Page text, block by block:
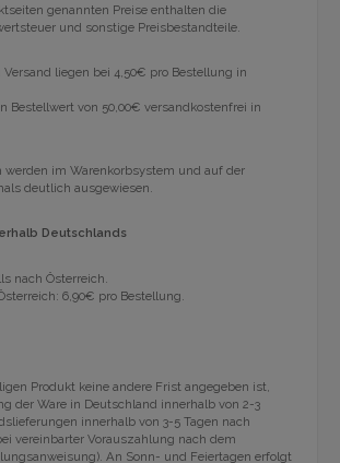
genannten Preise enthalten die
und sonstige Preisbestandteile.
Versand liegen bei 4,50€ pro Bestellung in
Bestellwert von 50,00€ versandkostenfrei in
werden im Warenkorbsystem und auf der
deutlich ausgewiesen.
Deutschlands
nach Österreich.
6,90€ pro Bestellung.
Produkt keine andere Frist angegeben ist,
der Ware in Deutschland innerhalb von 2-3
innerhalb von 3-5 Tagen nach
vereinbarter Vorauszahlung nach dem
An Sonn- und Feiertagen erfolgt